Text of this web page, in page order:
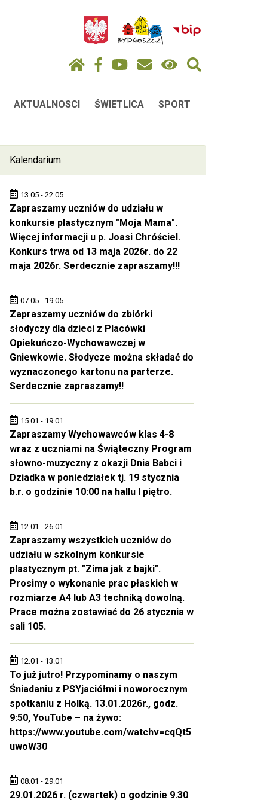
AKTUALNOSCI ŚWIETLICA SPORT
Kalendarium
13.05 - 22.05
Zapraszamy uczniów do udziału w
konkursie plastycznym "Moja Mama".
Więcej informacji u p. Joasi Chróściel.
Konkurs trwa od 13 maja 2026r. do 22
maja 2026r. Serdecznie zapraszamy!!!
07.05 - 19.05
Zapraszamy uczniów do zbiórki
słodyczy dla dzieci z Placówki
Opiekuńczo-Wychowawczej w
Gniewkowie. Słodycze można składać do
wyznaczonego kartonu na parterze.
Serdecznie zapraszamy!!
15.01 - 19.01
Zapraszamy Wychowawców klas 4-8
wraz z uczniami na Świąteczny Program
słowno-muzyczny z okazji Dnia Babci i
Dziadka w poniedziałek tj. 19 stycznia
b.r. o godzinie 10:00 na hallu I piętro.
12.01 - 26.01
Zapraszamy wszystkich uczniów do
udziału w szkolnym konkursie
plastycznym pt. "Zima jak z bajki".
Prosimy o wykonanie prac płaskich w
rozmiarze A4 lub A3 techniką dowolną.
Prace można zostawiać do 26 stycznia w
sali 105.
12.01 - 13.01
To już jutro! Przypominamy o naszym
Śniadaniu z PSYjaciółmi i noworocznym
spotkaniu z Holką. 13.01.2026r., godz.
9:50, YouTube – na żywo:
https://www.youtube.com/watchv=cqQt5
uwoW30
08.01 - 29.01
29.01.2026 r. (czwartek) o godzinie 9.30